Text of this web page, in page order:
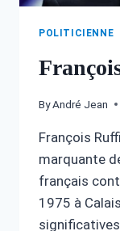
POLITICIENNE
ByAndré Jean
François
marquante
français
1975 à